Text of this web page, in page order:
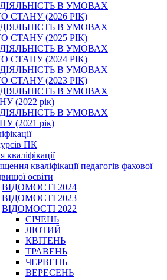
В УМОВАХ
СТАНУ (2026 РІК)
В УМОВАХ
СТАНУ (2025 РІК)
В УМОВАХ
СТАНУ (2024 РІК)
В УМОВАХ
СТАНУ (2023 РІК)
В УМОВАХ
(2022 рік)
В УМОВАХ
(2021 рік)
ПК
кваліфікації педагогів фахової
освіти
ВІДОМОСТІ 2024
ВІДОМОСТІ 2023
ВІДОМОСТІ 2022
СІЧЕНЬ
ЛЮТИЙ
КВІТЕНЬ
ТРАВЕНЬ
ЧЕРВЕНЬ
ВЕРЕСЕНЬ